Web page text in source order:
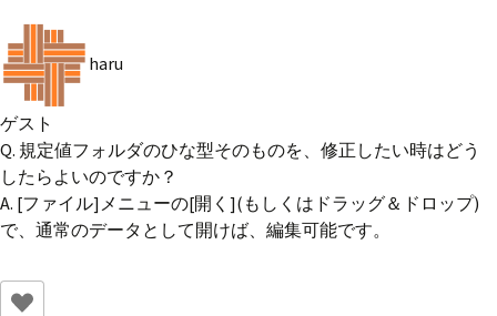
haru
ゲスト
Q. 規定値フォルダのひな型そのものを、修正したい時はどう
したらよいのですか？
A. [ファイル]メニューの[開く](もしくはドラッグ＆ドロップ)
で、通常のデータとして開けば、編集可能です。